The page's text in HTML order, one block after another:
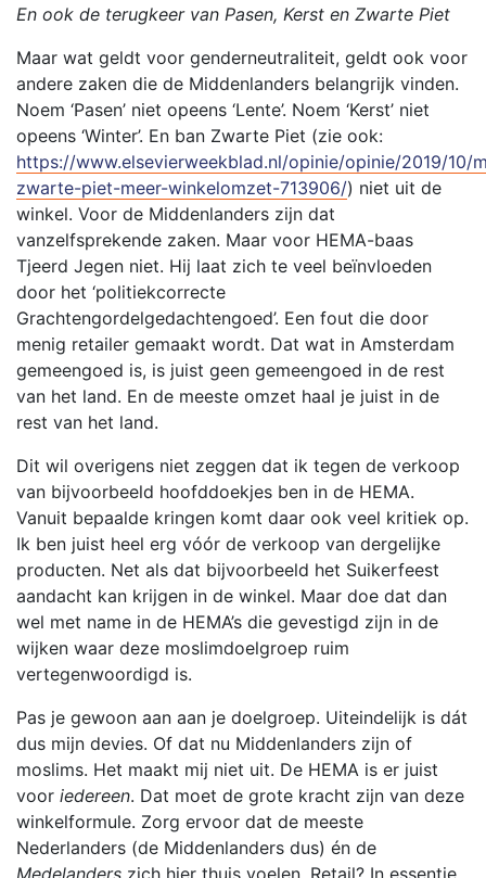
En ook de terugkeer van Pasen, Kerst en Zwarte Piet
Maar wat geldt voor genderneutraliteit, geldt ook voor
andere zaken die de Middenlanders belangrijk vinden.
Noem ‘Pasen’ niet opeens ‘Lente’. Noem ‘Kerst’ niet
opeens ‘Winter’. En ban Zwarte Piet (zie ook:
https://www.elsevierweekblad.nl/opinie/opinie/2019/10/
zwarte-piet-meer-winkelomzet-713906/) niet uit de
winkel. Voor de Middenlanders zijn dat
vanzelfsprekende zaken. Maar voor HEMA-baas
Tjeerd Jegen niet. Hij laat zich te veel beïnvloeden
door het ‘politiekcorrecte
Grachtengordelgedachtengoed’. Een fout die door
menig retailer gemaakt wordt. Dat wat in Amsterdam
gemeengoed is, is juist geen gemeengoed in de rest
van het land. En de meeste omzet haal je juist in de
rest van het land.
Dit wil overigens niet zeggen dat ik tegen de verkoop
van bijvoorbeeld hoofddoekjes ben in de HEMA.
Vanuit bepaalde kringen komt daar ook veel kritiek op.
Ik ben juist heel erg vóór de verkoop van dergelijke
producten. Net als dat bijvoorbeeld het Suikerfeest
aandacht kan krijgen in de winkel. Maar doe dat dan
wel met name in de HEMA’s die gevestigd zijn in de
wijken waar deze moslimdoelgroep ruim
vertegenwoordigd is.
Pas je gewoon aan aan je doelgroep. Uiteindelijk is dát
dus mijn devies. Of dat nu Middenlanders zijn of
moslims. Het maakt mij niet uit. De HEMA is er juist
voor iedereen. Dat moet de grote kracht zijn van deze
winkelformule. Zorg ervoor dat de meeste
Nederlanders (de Middenlanders dus) én de
Medelanders zich hier thuis voelen. Retail? In essentie